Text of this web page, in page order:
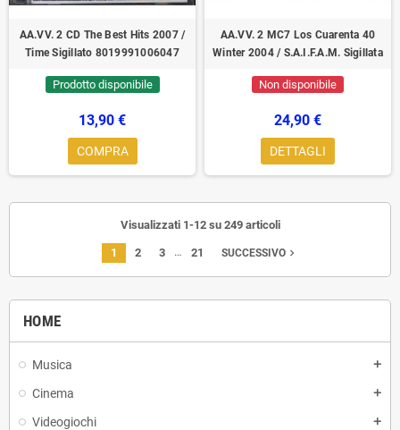
HOME
Musica add
Cinema add
Videogiochi add
AA.VV. 2 CD The Best Hits 2007 /
Time Sigillato 8019991006047
Prodotto disponibile
13,90 €
COMPRA
AA.VV. 2 MC7 Los Cuarenta 40
Winter 2004 / S.A.I.F.A.M. ‎Sigillata
Non disponibile
24,90 €
DETTAGLI
Visualizzati 1-12 su 249 articoli
1 2 3 … 21 SUCCESSIVO navigate_next